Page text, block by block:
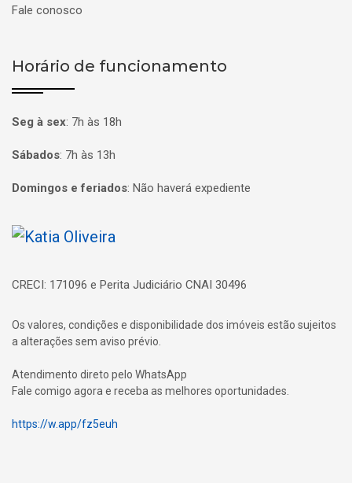
Fale conosco
Horário de funcionamento
Seg à sex: 7h às 18h
Sábados: 7h às 13h
Domingos e feriados: Não haverá expediente
Página inicial
CRECI: 171096 e Perita Judiciário CNAI 30496
Os valores, condições e disponibilidade dos imóveis estão sujeitos
a alterações sem aviso prévio.
Atendimento direto pelo WhatsApp
Fale comigo agora e receba as melhores oportunidades.
https://w.app/fz5euh